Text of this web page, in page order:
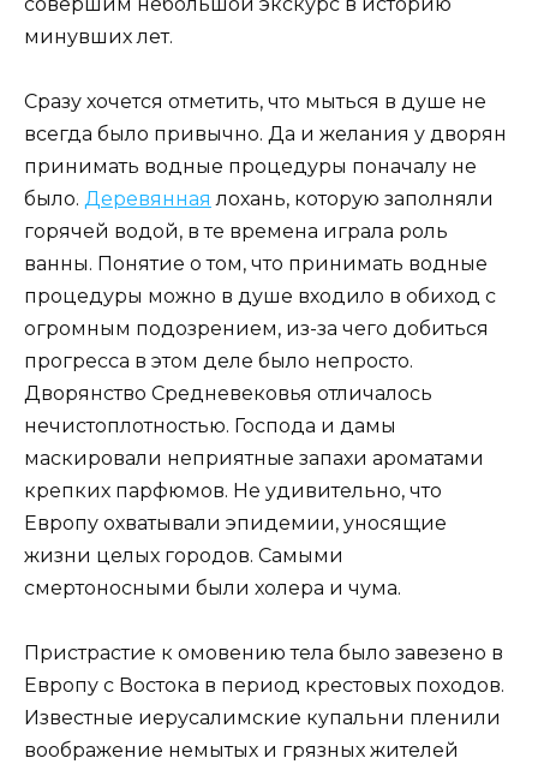
минувших лет.
Сразу хочется отметить, что мыться в душе не
всегда было привычно. Да и желания у дворян
принимать водные процедуры поначалу не
было. Деревянная лохань, которую заполняли
горячей водой, в те времена играла роль
ванны. Понятие о том, что принимать водные
процедуры можно в душе входило в обиход с
огромным подозрением, из-за чего добиться
прогресса в этом деле было непросто.
Дворянство Средневековья отличалось
нечистоплотностью. Господа и дамы
маскировали неприятные запахи ароматами
крепких парфюмов. Не удивительно, что
Европу охватывали эпидемии, уносящие
жизни целых городов. Самыми
смертоносными были холера и чума.
Пристрастие к омовению тела было завезено в
Европу с Востока в период крестовых походов.
Известные иерусалимские купальни пленили
воображение немытых и грязных жителей